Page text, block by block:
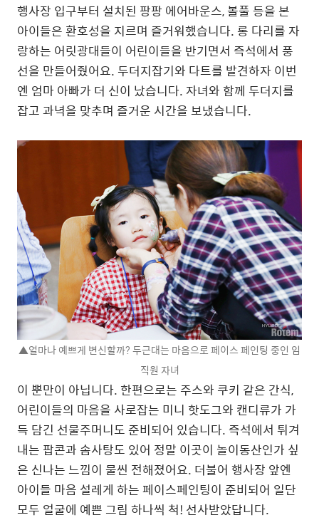
행사장 입구부터 설치된 팡팡 에어바운스, 볼풀 등을 본
아이들은 환호성을 지르며 즐거워했습니다. 롱 다리를 자
랑하는 어릿광대들이 어린이들을 반기면서 즉석에서 풍
선을 만들어줬어요. 두더지잡기와 다트를 발견하자 이번
엔 엄마 아빠가 더 신이 났습니다. 자녀와 함께 두더지를
잡고 과녁을 맞추며 즐거운 시간을 보냈습니다.
▲얼마나 예쁘게 변신할까? 두근대는 마음으로 페이스 페인팅 중인 임
직원 자녀
이 뿐만이 아닙니다. 한편으로는 주스와 쿠키 같은 간식,
어린이들의 마음을 사로잡는 미니 핫도그와 캔디류가 가
득 담긴 선물주머니도 준비되어 있습니다. 즉석에서 튀겨
내는 팝콘과 솜사탕도 있어 정말 이곳이 놀이동산인가 싶
은 신나는 느낌이 물씬 전해졌어요. 더불어 행사장 앞엔
아이들 마음 설레게 하는 페이스페인팅이 준비되어 일단
모두 얼굴에 예쁜 그림 하나씩 척! 선사받았답니다.